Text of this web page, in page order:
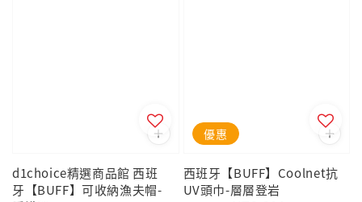
d1choice精選商品館 西班
牙【BUFF】可收納漁夫帽-
優惠
西班牙【BUFF】Coolnet抗
UV頭巾-層層登岩